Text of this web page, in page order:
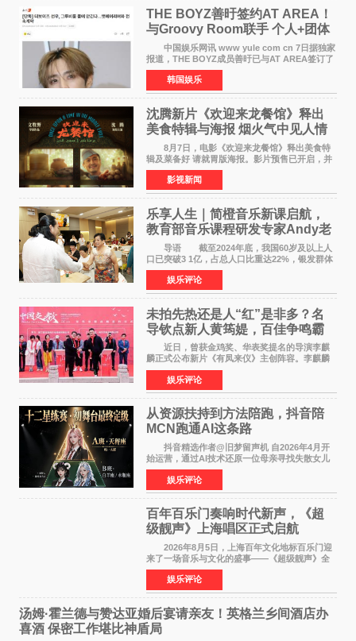
THE BOYZ善旴签约AT AREA！
与Groovy Room联手 个人+团体
活动并行
中国娱乐网讯 www yule com cn 7日据独家
报道，THE BOYZ成员善旴已与AT AREA签订了
专属合约。AT AREA是由知名制作人组合
Groovy Room创立的hip-hop厂牌，旗下拥有多
位实力派音乐人，在韩
韩国娱乐
沈腾新片《欢迎来龙餐馆》释出
美食特辑与海报 烟火气中见人情
温暖
8月7日，电影《欢迎来龙餐馆》释出美食特
辑及菜备好 请就胃版海报。影片预售已开启，并
将于8月8日至10日14:00-21:00举行全国超前点
映。电影《欢迎来龙餐馆》作为战争美食喜剧大
片，讲述了中国
影视新闻
乐享人生｜简橙音乐新课启航，
教育部音乐课程研发专家Andy老
师重磅入驻领航银龄琴声
导语 截至2024年底，我国60岁及以上人
口已突破3 1亿，占总人口比重达22%，银发群体
的精神文化需求日益凸显。2024年1月，国务院办
公厅印发《关于发展银发经济增进老年人福祉的
意见》——这是
娱乐评论
未拍先热还是人“红”是非多？名
导钦点新人黄筠媞，百佳争鸣霸
气回应
近日，曾获金鸡奖、华表奖提名的导演李麒
麟正式公布新片《有凤来仪》主创阵容。李麒麟
早年凭电影《华容道》获得金鸡奖、华表奖提
名，此后长期参与国内外电影制作，其担任制片
人参与的作品亦曾
娱乐评论
从资源扶持到方法陪跑，抖音陪
MCN跑通AI这条路
抖音精选作者@旧梦留声机 自2026年4月开
始运营，通过AI技术还原一位母亲寻找失散女儿
的故事，凭借强情感表达获得大量用户关注，发
布仅21小时便获得超1亿曝光、超1000万互动。
此后，账号持续沿
娱乐评论
百年百乐门奏响时代新声，《超
级靓声》上海唱区正式启航
2026年8月5日，上海百年文化地标百乐门迎
来了一场音乐与文化的盛事——《超级靓声》全
国励志音乐公益节目上海唱区新闻发布会暨启动
仪式在此隆重举行。各界领导、嘉宾与媒体朋友
齐聚一堂，共同
娱乐评论
汤姆·霍兰德与赞达亚婚后宴请亲友！英格兰乡间酒店办
喜酒 保密工作堪比神盾局